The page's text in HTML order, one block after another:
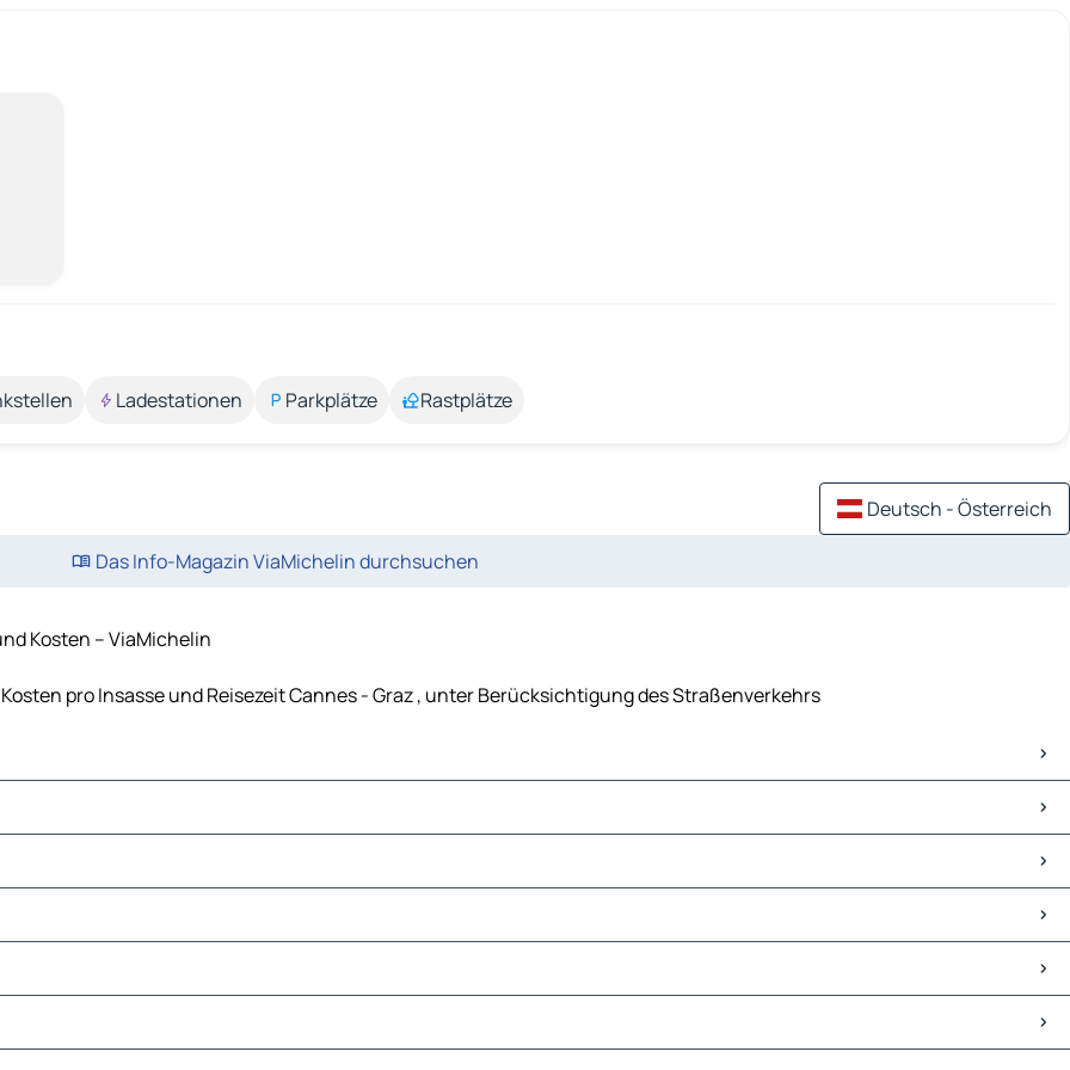
Ladestationen Parkplätze Rastplätze
Deutsch - Österreich
Das Info-Magazin ViaMichelin durchsuchen
Kosten – ViaMichelin
pro Insasse und Reisezeit Cannes - Graz , unter Berücksichtigung des Straßenverkehrs